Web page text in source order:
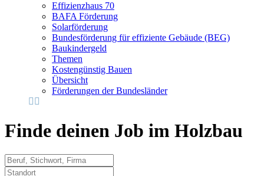
Effizienzhaus 70
BAFA Förderung
Solarförderung
Bundesförderung für effiziente Gebäude (BEG)
Baukindergeld
Themen
Kostengünstig Bauen
Übersicht
Förderungen der Bundesländer
Finde deinen Job im Holzbau
Beruf, Stichwort, Firma
Standort